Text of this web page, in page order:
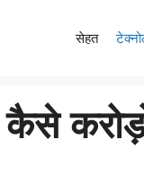
सेहत